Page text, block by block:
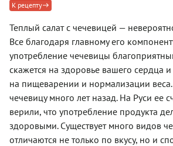
К рецепту
Теплый салат с чечевицей —
Все благодаря главному его
употребление чечевицы
скажется на здоровье вашего сердца
на пищеварении и нормализации
чечевицу много лет назад. На Руси ее
верили, что употребление продукта
здоровыми. Существует много видов
отличаются не только по вкусу, но и